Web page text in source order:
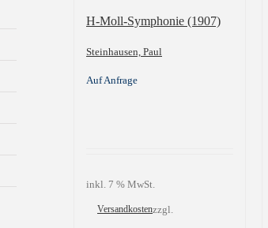
H-Moll-Symphonie (1907)
Steinhausen, Paul
Auf Anfrage
inkl. 7 % MwSt.
zzgl.
Versandkosten